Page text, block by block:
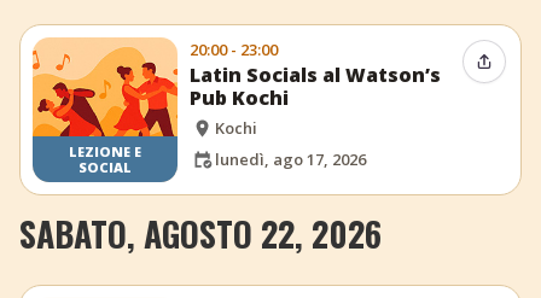
LEZIONE E
SOCIAL
20:00 - 23:00
Latin Socials al Watson’s
Pub Kochi
Kochi
lunedì, ago 17, 2026
SABATO, AGOSTO 22, 2026